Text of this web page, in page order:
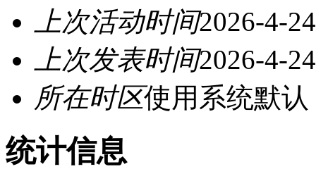
上次活动时间2026-4-
上次发表时间2026-4-
所在时区使用系统默认
统计信息